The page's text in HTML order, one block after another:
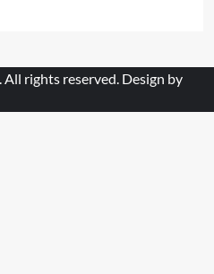
. All rights reserved. Design by